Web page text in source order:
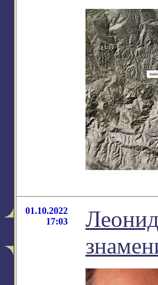
01.10.2022
17:03